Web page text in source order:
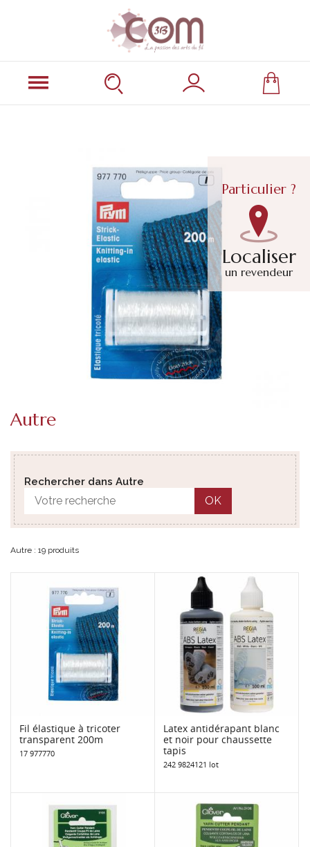
Particulier ?
Localiser
un revendeur
Autre
Rechercher dans Autre
OK
Autre : 19 produits
Fil élastique à tricoter
transparent 200m
17 977770
Latex antidérapant blanc
et noir pour chaussette
tapis
242 9824121 lot